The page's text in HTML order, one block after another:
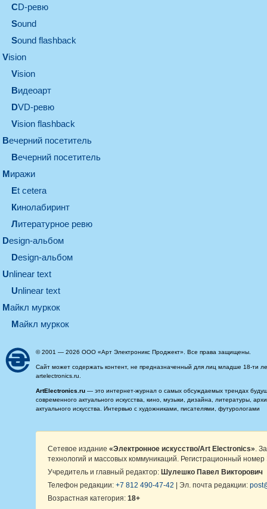
CD-ревю
sound
Sound flashback
vision
vision
видеоарт
DVD-ревю
Vision flashback
вечерний посетитель
вечерний посетитель
миражи
et cetera
кинолабиринт
литературное ревю
design-альбом
design-альбом
unlinear text
Unlinear text
майкл муркок
майкл муркок
© 2001 — 2026 ООО «Арт Электроникс Проджект». Все права защищены.
Сайт может содержать контент, не предназначенный для лиц младше 18-ти
artelectronics.ru.
ArtElectronics.ru — это интернет-журнал о самых обсуждаемых трендах
современного актуального искусства, кино, музыки, дизайна, литературы,
актуального искусства. Интервью с художниками, писателями, футурологами
Сетевое издание «Электронное искусство/Art Electronics» .
технологий и массовых коммуникаций. Регистрационный
Учредитель и главный редактор: Шулешко Павел Викторович
Телефон редакции: +7 812 490-47-42 | Эл. почта редакции:
Возрастная категория: 18+